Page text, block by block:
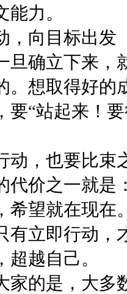
力。
向目标出发
确立下来，
。想取得好的
要“站起来！
，也要比束
价之一就是
希望就在现在
立即行动，
越自己。
的是，大多